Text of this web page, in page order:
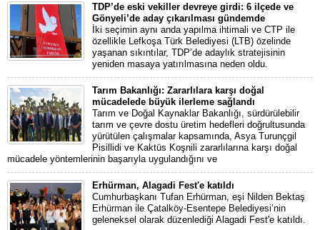
TDP’de eski vekiller devreye girdi: 6 ilçede ve
Gönyeli’de aday çıkarılması gündemde
İki seçimin aynı anda yapılma ihtimali ve CTP ile
özellikle Lefkoşa Türk Belediyesi (LTB) özelinde
yaşanan sıkıntılar, TDP’de adaylık stratejisinin
yeniden masaya yatırılmasına neden oldu.
Tarım Bakanlığı: Zararlılara karşı doğal
mücadelede büyük ilerleme sağlandı
Tarım ve Doğal Kaynaklar Bakanlığı, sürdürülebilir
tarım ve çevre dostu üretim hedefleri doğrultusunda
yürütülen çalışmalar kapsamında, Asya Turunçgil
Pisillidi ve Kaktüs Koşnili zararlılarına karşı doğal
mücadele yöntemlerinin başarıyla uygulandığını ve
Erhürman, Alagadi Fest'e katıldı
Cumhurbaşkanı Tufan Erhürman, eşi Nilden Bektaş
Erhürman ile Çatalköy-Esentepe Belediyesi’nin
geleneksel olarak düzenlediği Alagadi Fest'e katıldı.